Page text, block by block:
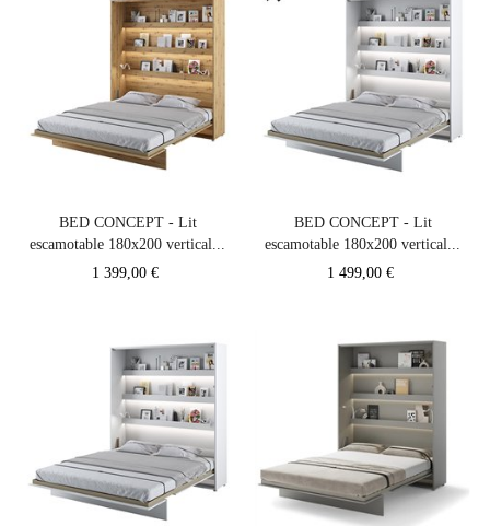
BED CONCEPT - Lit
escamotable 180x200 vertical...
Prix
1 399,00 €
BED CONCEPT - Lit
escamotable 180x200 vertical...
Prix
1 499,00 €